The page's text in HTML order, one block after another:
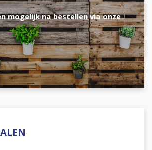
mogelijk na bestellen via onze